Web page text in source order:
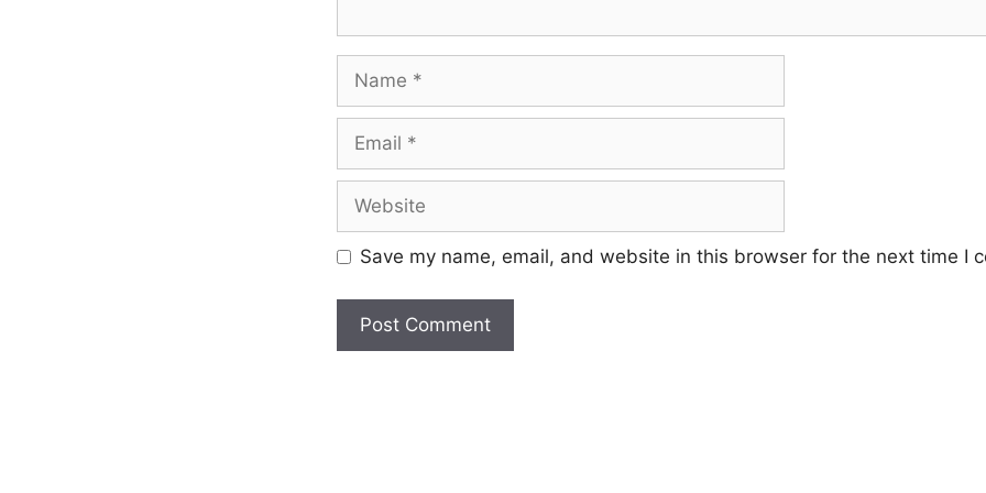
Save my name, email, and website in this browser for the next time I